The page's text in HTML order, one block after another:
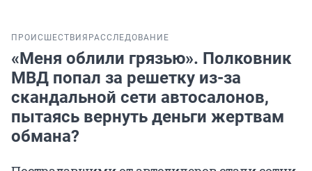
ПРОИСШЕСТВИЯ РАССЛЕДОВАНИЕ
«Меня облили грязью». Полковник
МВД попал за решетку из-за
скандальной сети автосалонов,
пытаясь вернуть деньги жертвам
обмана?